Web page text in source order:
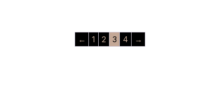
← 1 2 3 4 →